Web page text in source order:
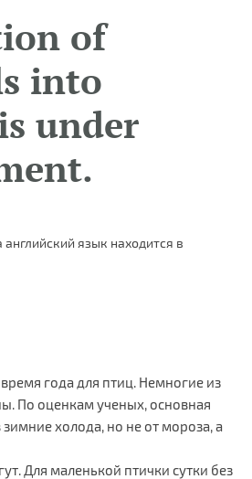
of
into
under
язык находится в
года для птиц. Немногие из
По оценкам ученых, основная
зимние холода, но не от мороза, а
Для маленькой птички сутки без